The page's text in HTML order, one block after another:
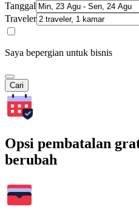
Tanggal
Traveler
Saya bepergian untuk bisnis
Cari
Opsi pembatalan
berubah